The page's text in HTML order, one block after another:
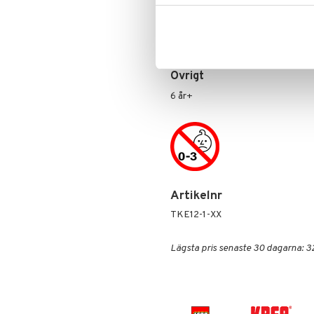
: spelplan, block, 4
40 poängkort, tärning,
Övrigt
6 år+
Artikelnr
TKE12-1-XX
Lägsta pris senaste 30 dagarna: